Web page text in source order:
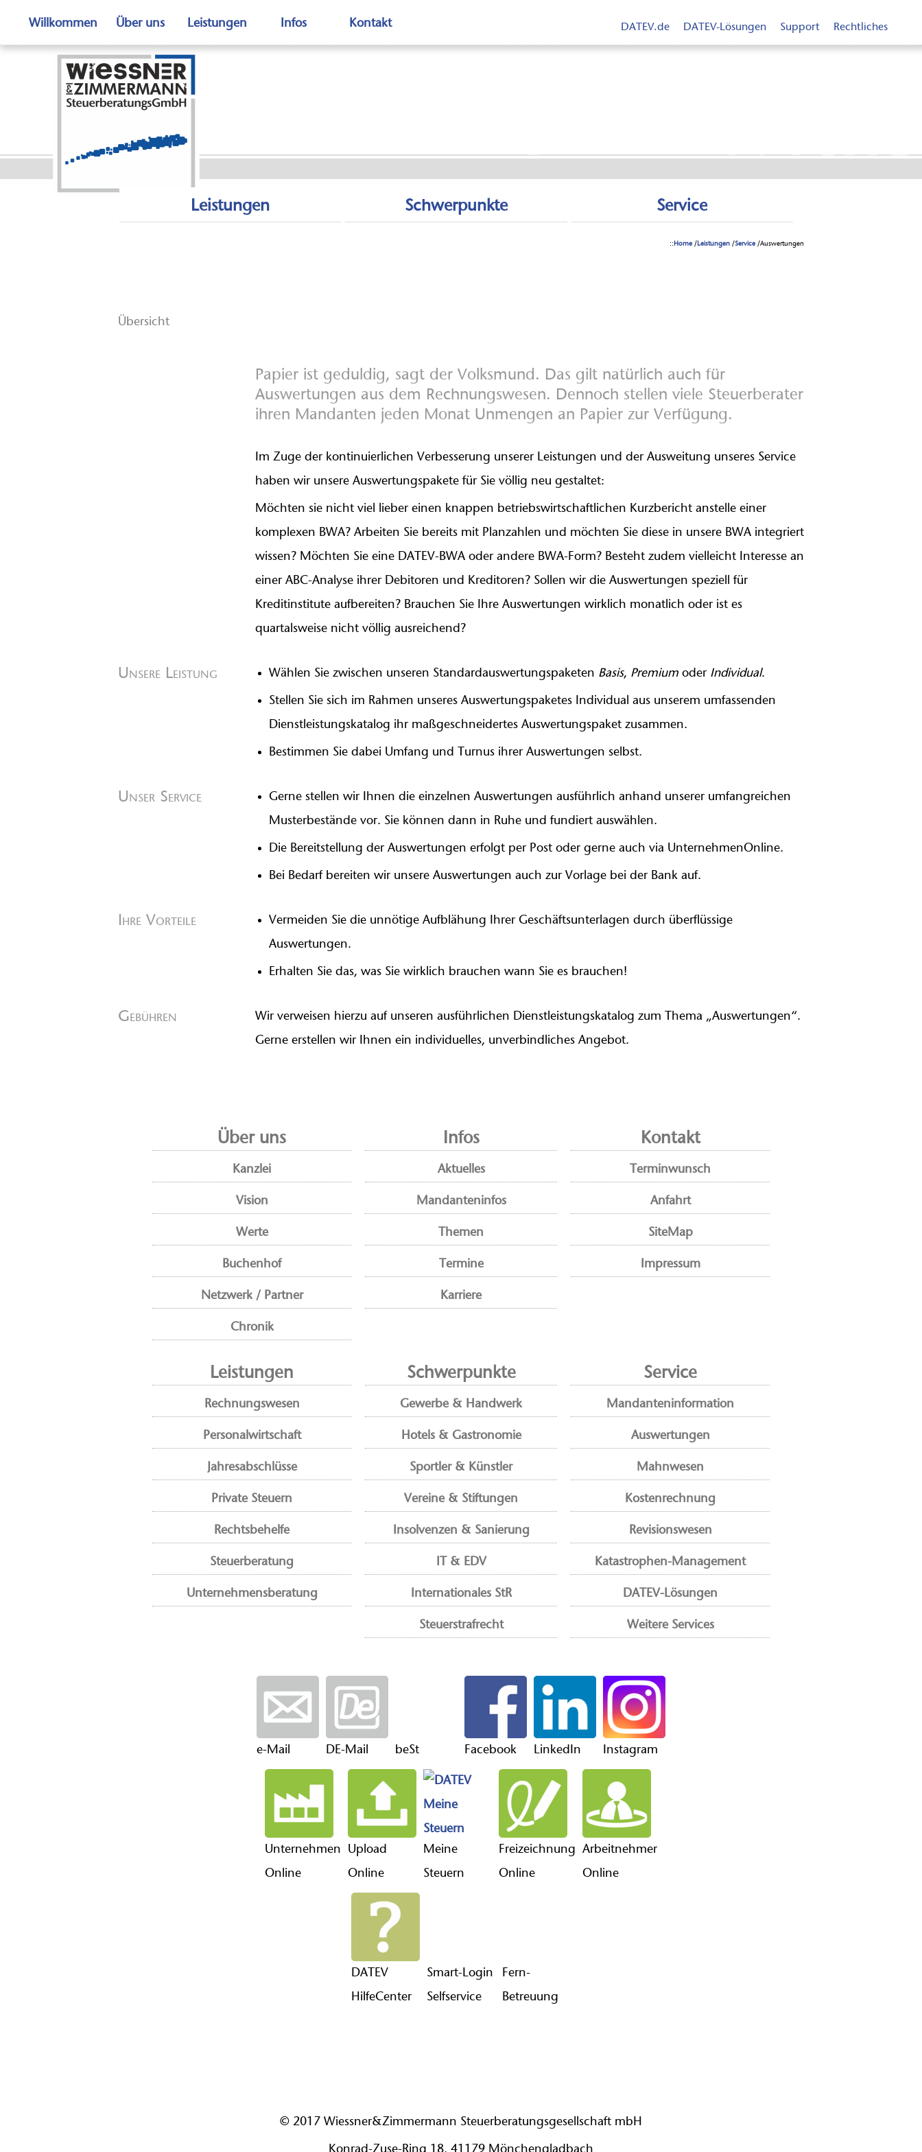
Willkommen Über uns Leistungen Infos Kontakt DATEV.de DATEV-Lösungen Support Rechtliches
Auswertungen nach
Leistungen Schwerpunkte Service
:: Home / Leistungen /Service /Auswertungen
Übersicht
Papier ist geduldig, sagt der Volksmund. Das gilt natürlich auch für
Auswertungen aus dem Rechnungswesen. Dennoch stellen viele Steuerberater
ihren Mandanten jeden Monat Unmengen an Papier zur Verfügung.
Im Zuge der kontinuierlichen Verbesserung unserer Leistungen und der Ausweitung unseres Service
haben wir unsere Auswertungspakete für Sie völlig neu gestaltet:
Möchten sie nicht viel lieber einen knappen betriebswirtschaftlichen Kurzbericht anstelle einer
komplexen BWA? Arbeiten Sie bereits mit Planzahlen und möchten Sie diese in unsere BWA integriert
wissen? Möchten Sie eine DATEV-BWA oder andere BWA-Form? Besteht zudem vielleicht Interesse an
einer ABC-Analyse ihrer Debitoren und Kreditoren? Sollen wir die Auswertungen speziell für
Kreditinstitute aufbereiten? Brauchen Sie Ihre Auswertungen wirklich monatlich oder ist es
quartalsweise nicht völlig ausreichend?
Unsere Leistung Wählen Sie zwischen unseren Standardauswertungspaketen Basis, Premium oder Individual.
Stellen Sie sich im Rahmen unseres Auswertungspaketes Individual aus unserem umfassenden
Dienstleistungskatalog ihr maßgeschneidertes Auswertungspaket zusammen.
Bestimmen Sie dabei Umfang und Turnus ihrer Auswertungen selbst.
Unser Service
Gerne stellen wir Ihnen die einzelnen Auswertungen ausführlich anhand unserer umfangreichen
Musterbestände vor. Sie können dann in Ruhe und fundiert auswählen.
Die Bereitstellung der Auswertungen erfolgt per Post oder gerne auch via UnternehmenOnline.
Bei Bedarf bereiten wir unsere Auswertungen auch zur Vorlage bei der Bank auf.
Ihre Vorteile
Vermeiden Sie die unnötige Aufblähung Ihrer Geschäftsunterlagen durch überflüssige
Auswertungen.
Erhalten Sie das, was Sie wirklich brauchen wann Sie es brauchen!
Gebühren
Wir verweisen hierzu auf unseren ausführlichen Dienstleistungskatalog zum Thema „Auswertungen“.
Gerne erstellen wir Ihnen ein individuelles, unverbindliches Angebot.
Über uns
Kanzlei
Vision
Werte
Buchenhof
Netzwerk / Partner
Chronik
Infos
Aktuelles
Mandanteninfos
Themen
Termine
Karriere
Kontakt
Terminwunsch
Anfahrt
SiteMap
Impressum
Leistungen
Rechnungswesen
Personalwirtschaft
Jahresabschlüsse
Private Steuern
Rechtsbehelfe
Steuerberatung
Unternehmensberatung
Schwerpunkte
Gewerbe & Handwerk
Hotels & Gastronomie
Sportler & Künstler
Vereine & Stiftungen
Insolvenzen & Sanierung
IT & EDV
Internationales StR
Steuerstrafrecht
Service
Mandanteninformation
Auswertungen
Mahnwesen
Kostenrechnung
Revisionswesen
Katastrophen-Management
DATEV-Lösungen
Weitere Services
e-Mail DE-Mail beSt Facebook LinkedIn Instagram
Unternehmen
Online
Upload
Online
Meine
Steuern
Freizeichnung
Online
Arbeitnehmer
Online
DATEV
HilfeCenter
Smart-Login
Selfservice
Fern-
Betreuung
© 2017 Wiessner&Zimmermann Steuerberatungsgesellschaft mbH
Konrad-Zuse-Ring 18, 41179 Mönchengladbach